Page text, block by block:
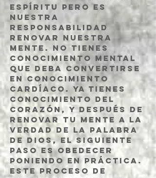
espíritu pero es
nuestra
responsabilidad
renovar nuestra
mente. No tienes
conocimiento mental
que deba convertirse
en conocimiento
cardíaco. Ya tienes
conocimiento del
corazón, y después de
renovar tu mente a la
verdad de la palabra
de Dios, el siguiente
paso es obedecer
poniendo en práctica.
Este proceso de